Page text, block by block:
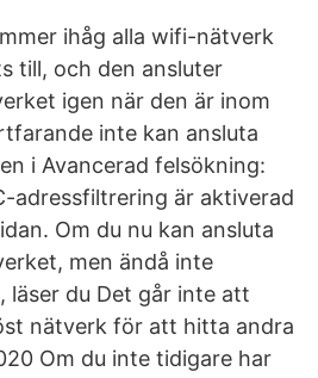
ihåg alla wifi-nätverk
till, och den ansluter
igen när den är inom
inte kan ansluta
i Avancerad felsökning:
adressfiltrering är aktiverad
Om du nu kan ansluta
men ändå inte
läser du Det går inte att
nätverk för att hitta andra
Om du inte tidigare har